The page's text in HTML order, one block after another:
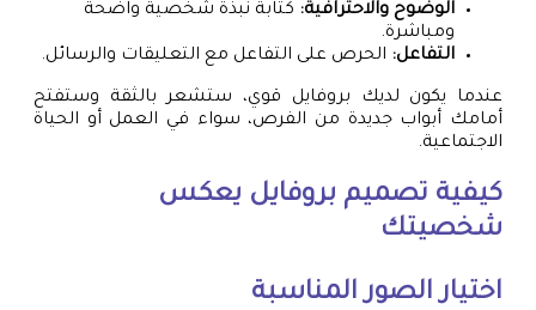
الوضوح والاحترافية: كتابة نبذة شخصية واضحة
ومباشرة.
التفاعل: الحرص على التفاعل مع التعليقات والرسائل.
عندما يكون لديك بروفايل قوي، ستشعر بالثقة وستفتح
أمامك أبواب جديدة من الفرص، سواء في العمل أو الحياة
الاجتماعية.
كيفية تصميم بروفايل يعكس
شخصيتك
اختيار الصور المناسبة